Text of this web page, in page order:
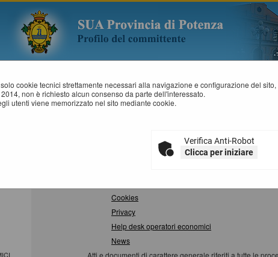
cookie tecnici strettamente necessari alla navigazione e configurazione del
non è richiesto alcun consenso da parte dell'interessato.
utenti viene memorizzato nel sito mediante cookie.
Verifica Anti-Robot
Clicca per iniziare
Cookies
Privacy
Help desk operatori economici
News
Atti e documenti di carattere generale riferiti a tutte le